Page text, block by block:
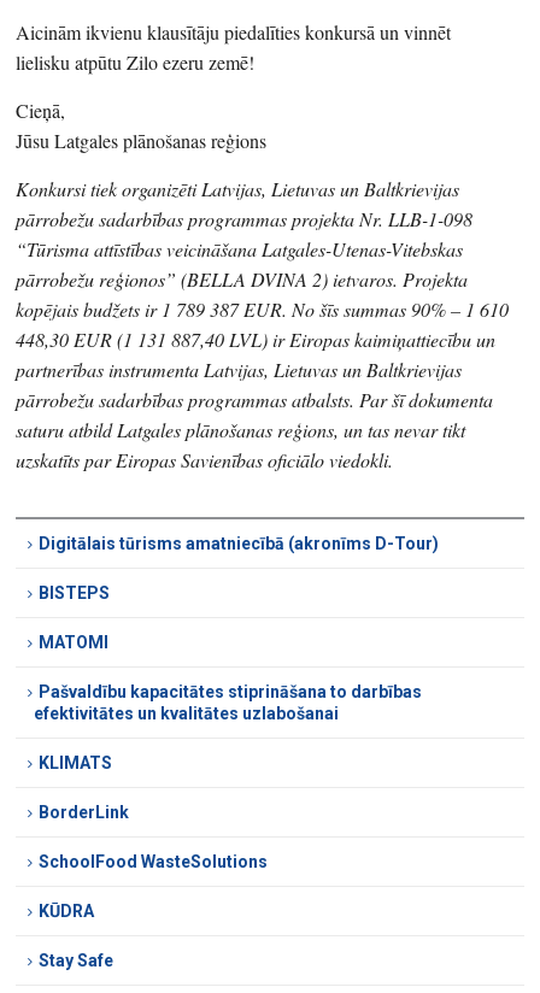
Aicinām ikvienu klausītāju piedalīties konkursā un vinnēt
lielisku atpūtu Zilo ezeru zemē!
Cieņā,
Jūsu Latgales plānošanas reģions
Konkursi tiek organizēti Latvijas, Lietuvas un Baltkrievijas
pārrobežu sadarbības programmas projekta Nr. LLB-1-098
“Tūrisma attīstības veicināšana Latgales-Utenas-Vitebskas
pārrobežu reģionos” (BELLA DVINA 2) ietvaros. Projekta
kopējais budžets ir 1 789 387 EUR. No šīs summas 90% – 1 610
448,30 EUR (1 131 887,40 LVL) ir Eiropas kaimiņattiecību un
partnerības instrumenta Latvijas, Lietuvas un Baltkrievijas
pārrobežu sadarbības programmas atbalsts. Par šī dokumenta
saturu atbild Latgales plānošanas reģions, un tas nevar tikt
uzskatīts par Eiropas Savienības oficiālo viedokli.
Digitālais tūrisms amatniecībā (akronīms D-Tour)
BISTEPS
MATOMI
Pašvaldību kapacitātes stiprināšana to darbības
efektivitātes un kvalitātes uzlabošanai
KLIMATS
BorderLink
SchoolFood WasteSolutions
KŪDRA
Stay Safe